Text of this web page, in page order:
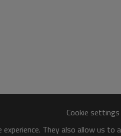
Cookie settings
They also allow us